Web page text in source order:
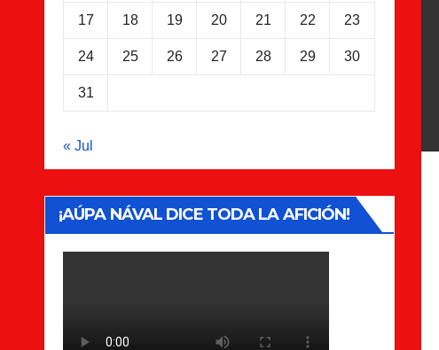
17 18 19 20 21 22 23
24 25 26 27 28 29 30
31
« Jul
¡AÚPA NÁVAL DICE TODA LA AFICIÓN!